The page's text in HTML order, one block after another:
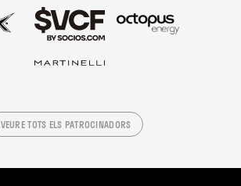
VEURE TOTS ELS PATROCINADORS